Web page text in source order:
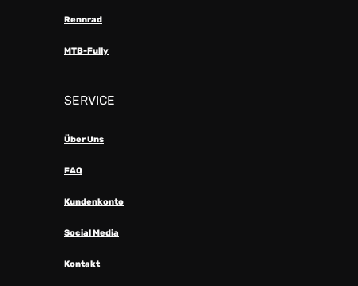
Rennrad
MTB-Fully
SERVICE
Über Uns
FAQ
Kundenkonto
Social Media
Kontakt